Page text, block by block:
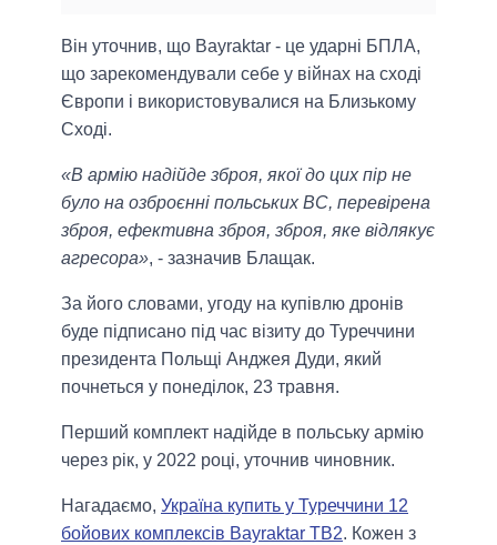
Він уточнив, що Bayraktar - це ударні БПЛА,
що зарекомендували себе у війнах на сході
Європи і використовувалися на Близькому
Сході.
«В армію надійде зброя, якої до цих пір не
було на озброєнні польських ВС, перевірена
зброя, ефективна зброя, зброя, яке відлякує
агресора», - зазначив Блащак.
За його словами, угоду на купівлю дронів
буде підписано під час візиту до Туреччини
президента Польщі Анджея Дуди, який
почнеться у понеділок, 23 травня.
Перший комплект надійде в польську армію
через рік, у 2022 році, уточнив чиновник.
Нагадаємо, Україна купить у Туреччини 12
бойових комплексів Bayraktar TB2. Кожен з